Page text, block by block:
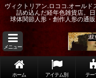
ヴィクトリアン.ロココ.オール
詰め込んだ経年色雑貨店。
球体関節人形・創作人形の通
メニュー
ホーム アイテム別 テー